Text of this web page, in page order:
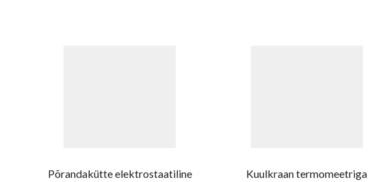
Põrandakütte elektrostaatiline
Kuulkraan termomeetriga